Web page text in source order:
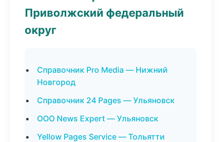
Приволжский федеральный
округ
Справочник Pro Media — Нижний
Новгород
Справочник 24 Pages — Ульяновск
ООО News Expert — Ульяновск
Yellow Pages Service — Тольятти